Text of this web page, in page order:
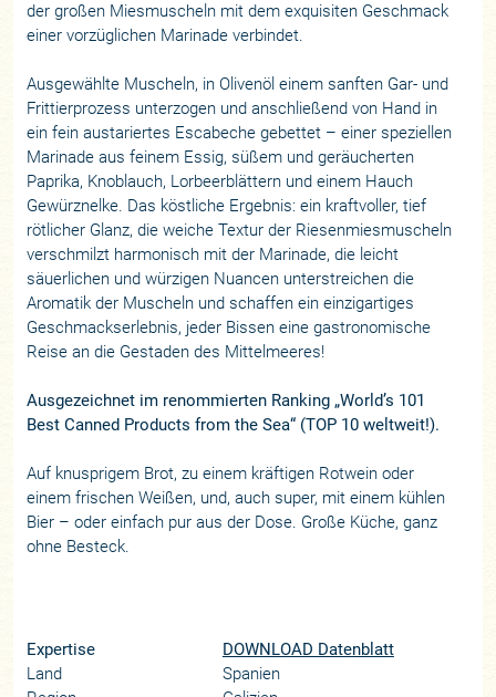
der großen Miesmuscheln mit dem exquisiten Geschmack
einer vorzüglichen Marinade verbindet.
Ausgewählte Muscheln, in Olivenöl einem sanften Gar- und
Frittierprozess unterzogen und anschließend von Hand in
ein fein austariertes Escabeche gebettet – einer speziellen
Marinade aus feinem Essig, süßem und geräucherten
Paprika, Knoblauch, Lorbeerblättern und einem Hauch
Gewürznelke. Das köstliche Ergebnis: ein kraftvoller, tief
rötlicher Glanz, die weiche Textur der Riesenmiesmuscheln
verschmilzt harmonisch mit der Marinade, die leicht
säuerlichen und würzigen Nuancen unterstreichen die
Aromatik der Muscheln und schaffen ein einzigartiges
Geschmackserlebnis, jeder Bissen eine gastronomische
Reise an die Gestaden des Mittelmeeres!
Ausgezeichnet im renommierten Ranking „World’s 101
Best Canned Products from the Sea“ (TOP 10 weltweit!).
Auf knusprigem Brot, zu einem kräftigen Rotwein oder
einem frischen Weißen, und, auch super, mit einem kühlen
Bier – oder einfach pur aus der Dose. Große Küche, ganz
ohne Besteck.
Expertise
DOWNLOAD Datenblatt
Land
Spanien